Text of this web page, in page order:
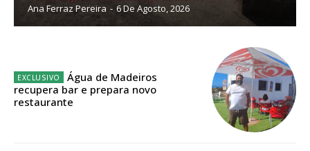
Sendo assinante terá acesso a todos os conteúdos exclusivos e versões
Ana Ferraz Pereira - 6 De Agosto, 2026
Água de Madeiros
recupera bar e prepara novo
restaurante